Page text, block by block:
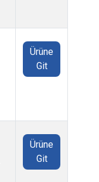
Ürüne
Git
Ürüne
Git